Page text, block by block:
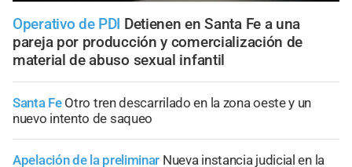
Operativo de PDI Detienen en Santa Fe a una
pareja por producción y comercialización de
material de abuso sexual infantil
Santa Fe Otro tren descarrilado en la zona oeste y un
nuevo intento de saqueo
Apelación de la preliminar Nueva instancia judicial en la